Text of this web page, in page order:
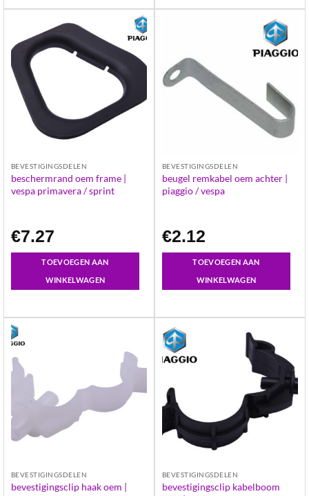
BEVESTIGINGSDELEN
beschermrand oem frame |
vespa primavera / sprint
€7.27
TOEVOEGEN AAN
WINKELWAGEN
BEVESTIGINGSDELEN
beugel remkabel oem achter |
piaggio / vespa
€2.12
TOEVOEGEN AAN
WINKELWAGEN
BEVESTIGINGSDELEN
bevestigingsclip haak oem |
BEVESTIGINGSDELEN
bevestigingsclip kabelboom